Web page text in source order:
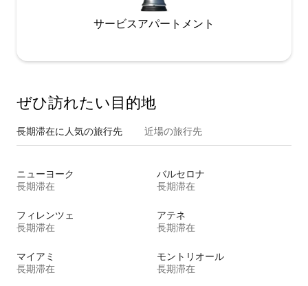
サービスアパートメント
ぜひ訪⁠れ⁠た⁠い目⁠的⁠地
長期滞在に人気の旅行先 近場の旅行先
ニューヨーク
長期滞在
バルセロナ
長期滞在
フィレンツェ
長期滞在
アテネ
長期滞在
マイアミ
長期滞在
モントリオール
長期滞在